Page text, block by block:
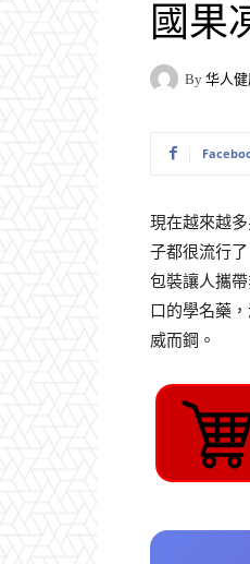
國果
By 华人
現在越來越
子都很流行
包裝讓人攜
口的學名藥
威而鋼。